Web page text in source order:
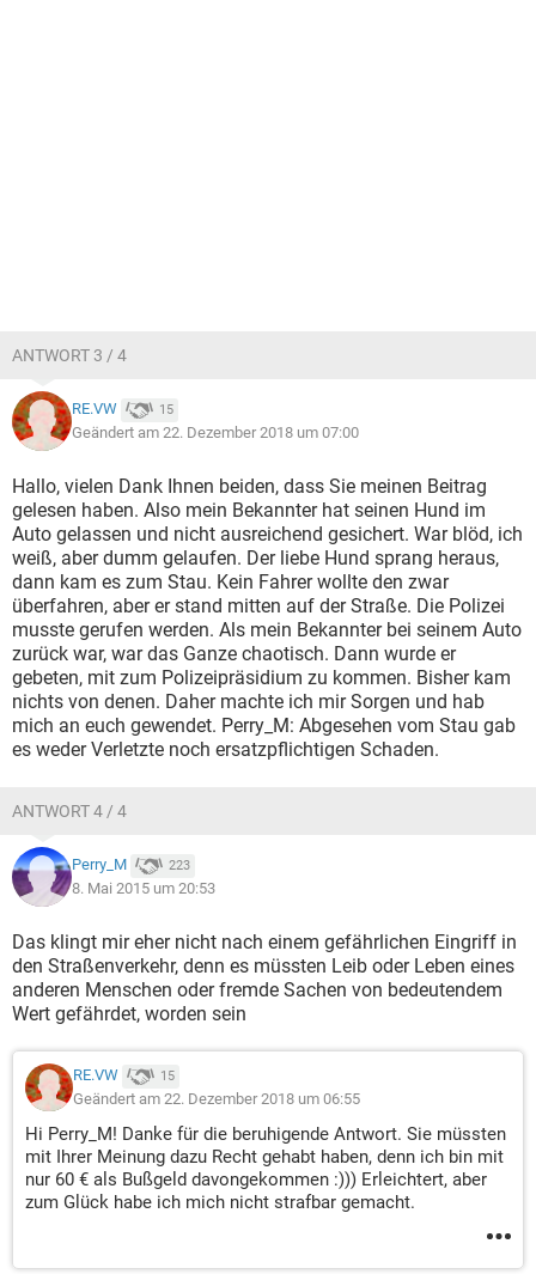
ANTWORT 3 / 4
RE.VW 15
Geändert am 22. Dezember 2018 um 07:00
Hallo, vielen Dank Ihnen beiden, dass Sie meinen Beitrag
gelesen haben. Also mein Bekannter hat seinen Hund im
Auto gelassen und nicht ausreichend gesichert. War blöd, ich
weiß, aber dumm gelaufen. Der liebe Hund sprang heraus,
dann kam es zum Stau. Kein Fahrer wollte den zwar
überfahren, aber er stand mitten auf der Straße. Die Polizei
musste gerufen werden. Als mein Bekannter bei seinem Auto
zurück war, war das Ganze chaotisch. Dann wurde er
gebeten, mit zum Polizeipräsidium zu kommen. Bisher kam
nichts von denen. Daher machte ich mir Sorgen und hab
mich an euch gewendet. Perry_M: Abgesehen vom Stau gab
es weder Verletzte noch ersatzpflichtigen Schaden.
ANTWORT 4 / 4
Perry_M 223
8. Mai 2015 um 20:53
Das klingt mir eher nicht nach einem gefährlichen Eingriff in
den Straßenverkehr, denn es müssten Leib oder Leben eines
anderen Menschen oder fremde Sachen von bedeutendem
Wert gefährdet, worden sein
RE.VW 15
Geändert am 22. Dezember 2018 um 06:55
Hi Perry_M! Danke für die beruhigende Antwort. Sie müssten
mit Ihrer Meinung dazu Recht gehabt haben, denn ich bin mit
nur 60 € als Bußgeld davongekommen :))) Erleichtert, aber
zum Glück habe ich mich nicht strafbar gemacht.